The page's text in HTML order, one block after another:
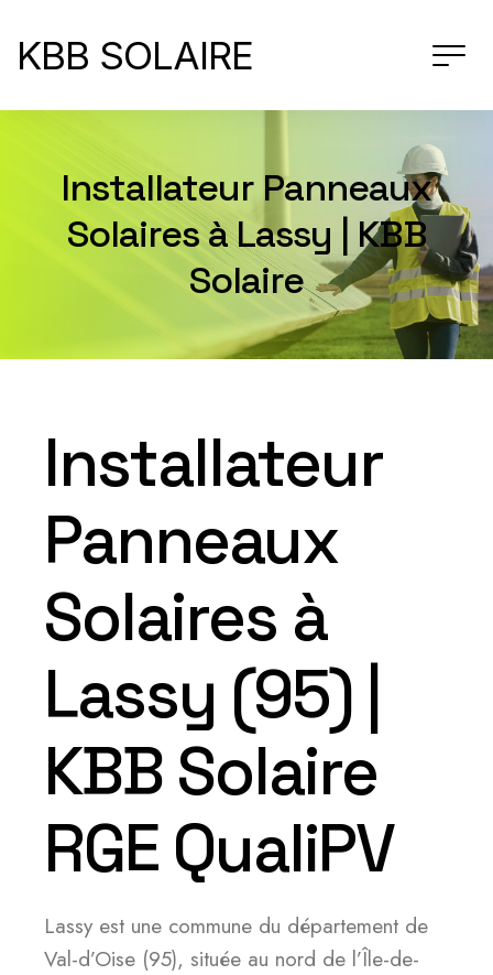
KBB SOLAIRE
Installateur Panneaux
Solaires à Lassy | KBB
Solaire
Installateur
Panneaux
Solaires à
Lassy (95) |
KBB Solaire
RGE QualiPV
Lassy est une commune du département de
Val-d’Oise (95), située au nord de l’Île-de-